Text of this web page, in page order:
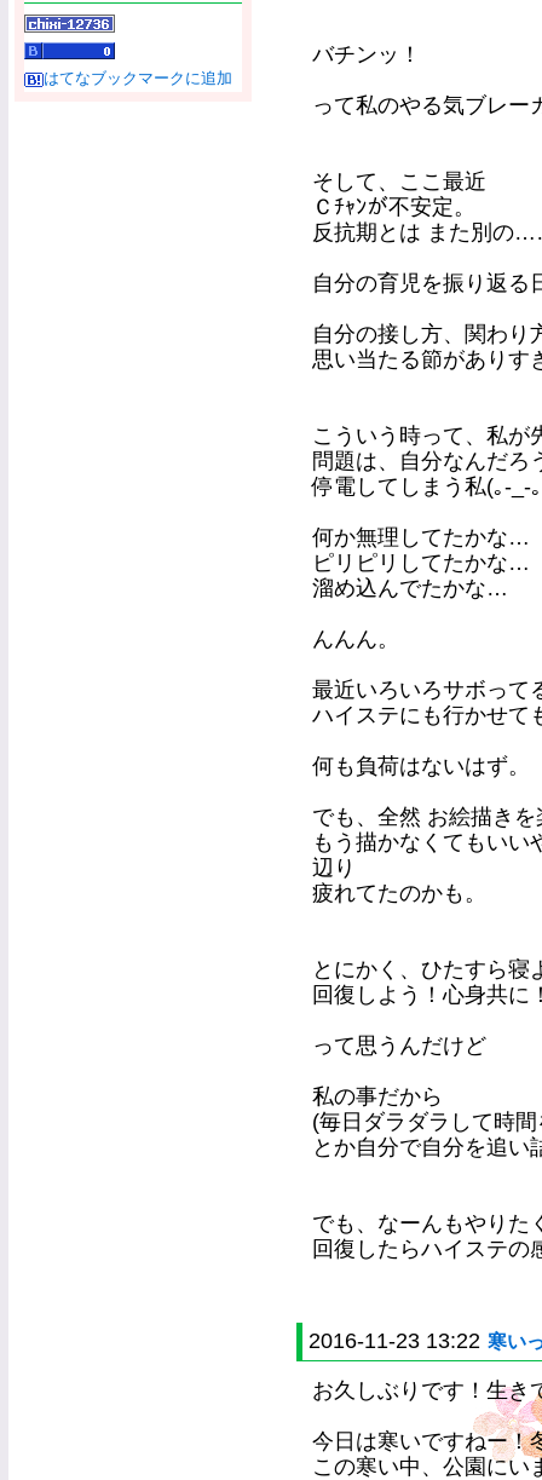
はてなブックマークに追加
バチンッ！
って私のやる気ブレー
そして、ここ最近
Ｃﾁｬﾝが不安定。
反抗期とは また別
自分の育児を振り返る
自分の接し方、関わり
思い当たる節がありす
こういう時って、私
問題は、自分なんだ
停電してしまう私(｡-_-
何か無理してたかな…
ピリピリしてたかな…
溜め込んでたかな…
んんん。
最近いろいろサボって
ハイステにも行かせて
何も負荷はないはず。
でも、全然 お絵描き
もう描かなくてもいい
辺り
疲れてたのかも。
とにかく、ひたすら寝
回復しよう！心身共に
って思うんだけど
私の事だから
(毎日ダラダラして時
とか自分で自分を追
でも、なーんもやり
回復したらハイステの
2016-11-23 13:22 寒い
お久しぶりです！生き
今日は寒いですねー！
この寒い中、公園にい